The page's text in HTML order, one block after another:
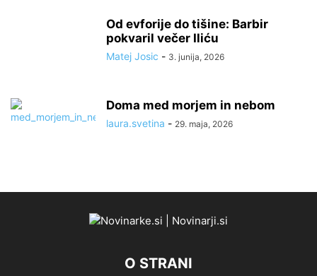
Od evforije do tišine: Barbir
pokvaril večer Iliću
Matej Josic - 3. junija, 2026
Doma med morjem in nebom
laura.svetina - 29. maja, 2026
O STRANI